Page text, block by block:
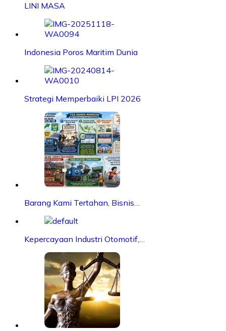
LINI MASA
Indonesia Poros Maritim Dunia
Strategi Memperbaiki LPI 2026
Barang Kami Tertahan, Bisnis…
Kepercayaan Industri Otomotif,…